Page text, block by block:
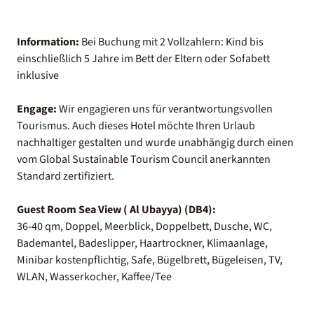
Information: Bei Buchung mit 2 Vollzahlern: Kind bis
einschließlich 5 Jahre im Bett der Eltern oder Sofabett
inklusive
Engage:Wir engagieren uns für verantwortungsvollen
Tourismus. Auch dieses Hotel möchte Ihren Urlaub
nachhaltiger gestalten und wurde unabhängig durch einen
vom Global Sustainable Tourism Council anerkannten
Standard zertifiziert.
Guest Room Sea View ( Al Ubayya) (DB4):
36-40 qm, Doppel, Meerblick, Doppelbett, Dusche, WC,
Bademantel, Badeslipper, Haartrockner, Klimaanlage,
Minibar kostenpflichtig, Safe, Bügelbrett, Bügeleisen, TV,
WLAN, Wasserkocher, Kaffee/Tee